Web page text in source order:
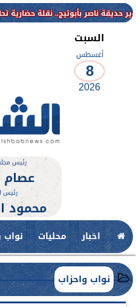
السبت
أغسطس
8
2026
رئيس
عصام
رئيس
محمود
اخبار محليات نواب
نواب واحزاب